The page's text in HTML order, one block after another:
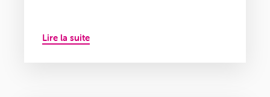
Lire la suite